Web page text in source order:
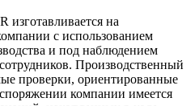
на
с использованием
и под наблюдением
Производственный
проверки, ориентированные
компании имеется